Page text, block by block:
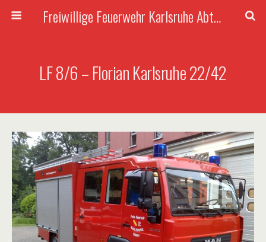
Freiwillige Feuerwehr Karlsruhe Abteilung Rüppurr
LF 8/6 – Florian Karlsruhe 22/42